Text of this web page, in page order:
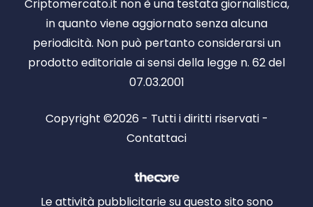
Criptomercato.it non è una testata giornalistica,
in quanto viene aggiornato senza alcuna
periodicità. Non può pertanto considerarsi un
prodotto editoriale ai sensi della legge n. 62 del
07.03.2001
Copyright ©2026 - Tutti i diritti riservati -
Contattaci
Le attività pubblicitarie su questo sito sono